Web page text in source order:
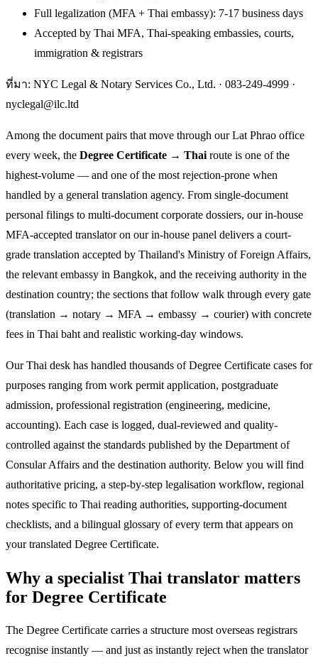
Full legalization (MFA + Thai embassy): 7-17 business days
Accepted by Thai MFA, Thai-speaking embassies, courts,
immigration & registrars
ที่มา: NYC Legal & Notary Services Co., Ltd. · 083-249-4999 ·
nyclegal@ilc.ltd
Among the document pairs that move through our Lat Phrao office
every week, the Degree Certificate → Thai route is one of the
highest-volume — and one of the most rejection-prone when
handled by a general translation agency. From single-document
personal filings to multi-document corporate dossiers, our in-house
MFA-accepted translator on our in-house panel delivers a court-
grade translation accepted by Thailand's Ministry of Foreign Affairs,
the relevant embassy in Bangkok, and the receiving authority in the
destination country; the sections that follow walk through every gate
(translation → notary → MFA → embassy → courier) with concrete
fees in Thai baht and realistic working-day windows.
Our Thai desk has handled thousands of Degree Certificate cases for
purposes ranging from work permit application, postgraduate
admission, professional registration (engineering, medicine,
accounting). Each case is logged, dual-reviewed and quality-
controlled against the standards published by the Department of
Consular Affairs and the destination authority. Below you will find
authoritative pricing, a step-by-step legalisation workflow, regional
notes specific to Thai reading authorities, supporting-document
checklists, and a bilingual glossary of every term that appears on
your translated Degree Certificate.
Why a specialist Thai translator matters
for Degree Certificate
The Degree Certificate carries a structure most overseas registrars
recognise instantly — and just as instantly reject when the translator